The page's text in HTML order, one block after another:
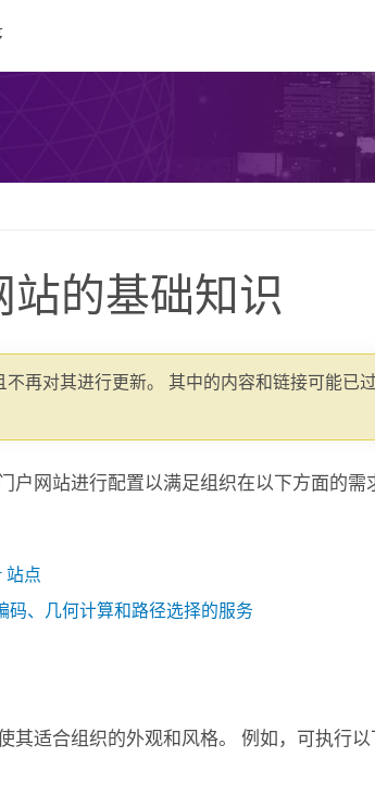
站的基础知识
不再对其进行更新。 其中的内容和链接可能已
户网站进行配置以满足组织在以下方面的需
站点
码、几何计算和路径选择的服务
其适合组织的外观和风格。 例如，可执行